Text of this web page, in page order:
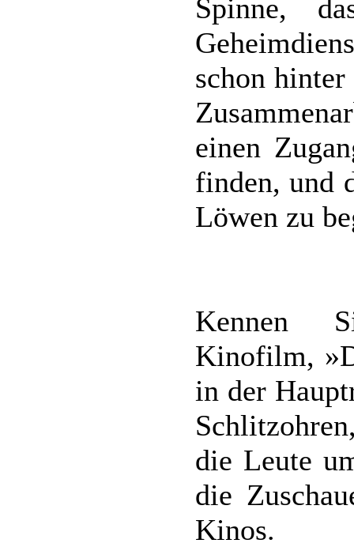
Spinne,
schon
einen
finden, und
Löwen zu
Kennen
Kinofilm,
in der
die Leute
die
Kinos.